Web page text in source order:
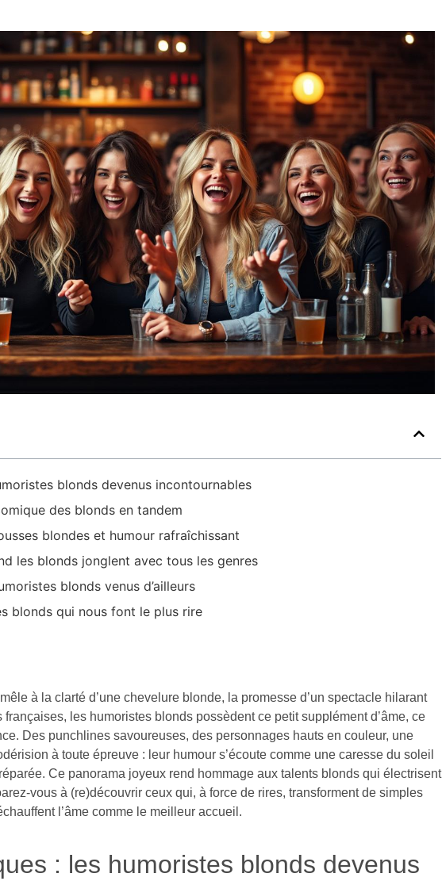
blonds devenus incontournables
des blonds en tandem
blondes et humour rafraîchissant
les blonds jonglent avec tous les genres
blonds venus d’ailleurs
blonds qui nous font le plus rire
à la clarté d’une chevelure blonde, la promesse d’un spectacle hilarant
les humoristes blonds possèdent ce petit supplément d’âme, ce
Des punchlines savoureuses, des personnages hauts en couleur, une
à toute épreuve : leur humour s’écoute comme une caresse du soleil
Ce panorama joyeux rend hommage aux talents blonds qui électrisent
vous à (re)découvrir ceux qui, à force de rires, transforment de simples
l’âme comme le meilleur accueil.
: les humoristes blonds devenus